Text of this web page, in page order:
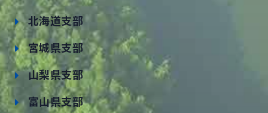
北海道支部
宮城県支部
山梨県支部
富山県支部